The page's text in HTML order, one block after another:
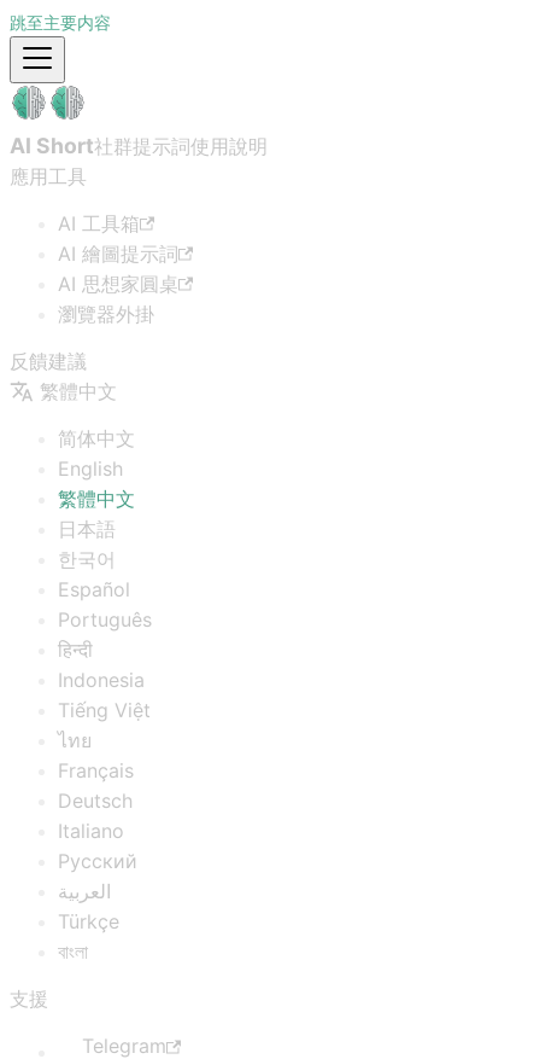
跳至主要内容
AI Short社群提示詞使用說明
應用工具
AI 工具箱
AI 繪圖提示詞
AI 思想家圓桌
瀏覽器外掛
反饋建議
繁體中文
简体中文
English
繁體中文
日本語
한국어
Español
Português
हिन्दी
Indonesia
Tiếng Việt
ไทย
Français
Deutsch
Italiano
Русский
العربية
Türkçe
বাংলা
支援
Telegram